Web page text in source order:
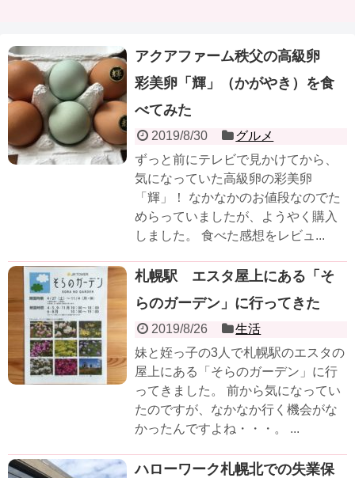
アクアファーム秩父の高級卵
彩美卵「輝」（かがやき）を食
べてみた
2019/8/30
グルメ
ずっと前にテレビで見かけてから、
気になっていた高級卵の彩美卵
「輝」！ なかなかのお値段なのでた
めらっていましたが、ようやく購入
しました。 食べた感想をレビュ...
札幌駅 エスタ屋上にある「そ
らのガーデン」に行ってきた
2019/8/26
生活
妹と姪っ子の3人で札幌駅のエスタの
屋上にある「そらのガーデン」に行
ってきました。 前から気になってい
たのですが、なかなか行く機会がな
かったんですよね・・・。 ...
ハローワーク札幌北での失業保